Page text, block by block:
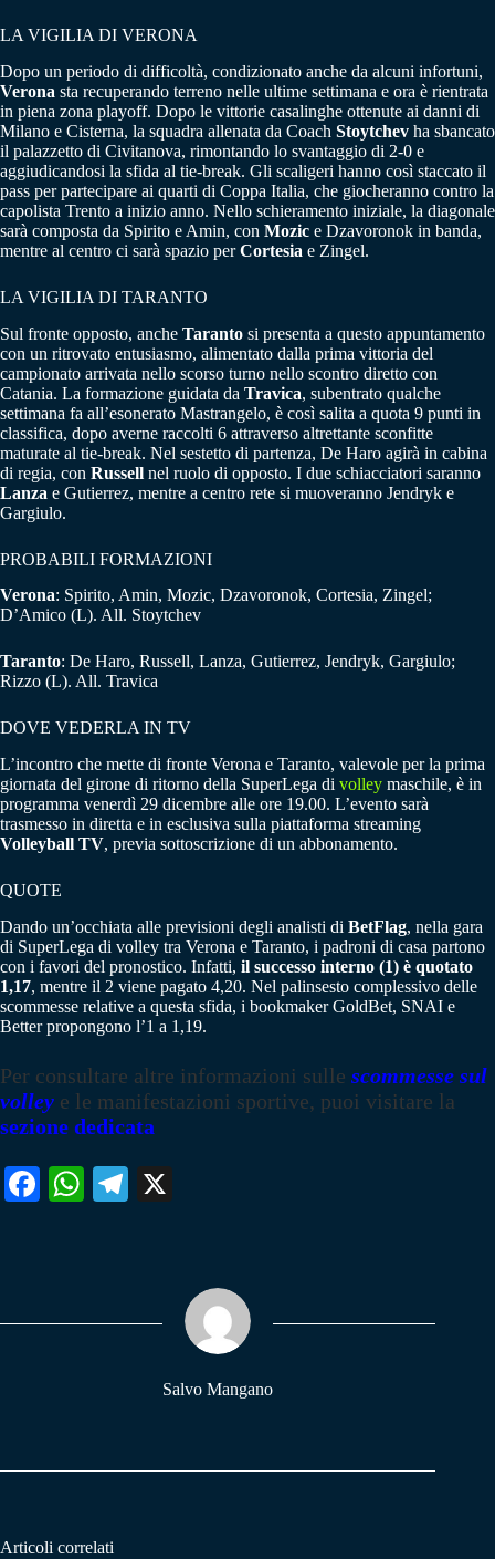
LA VIGILIA DI VERONA
Dopo un periodo di difficoltà, condizionato anche da alcuni infortuni,
Verona sta recuperando terreno nelle ultime settimana e ora è rientrata
in piena zona playoff. Dopo le vittorie casalinghe ottenute ai danni di
Milano e Cisterna, la squadra allenata da Coach Stoytchev ha sbancato
il palazzetto di Civitanova, rimontando lo svantaggio di 2-0 e
aggiudicandosi la sfida al tie-break. Gli scaligeri hanno così staccato il
pass per partecipare ai quarti di Coppa Italia, che giocheranno contro la
capolista Trento a inizio anno. Nello schieramento iniziale, la diagonale
sarà composta da Spirito e Amin, con Mozic e Dzavoronok in banda,
mentre al centro ci sarà spazio perCortesia e Zingel.
LA VIGILIA DI TARANTO
Sul fronte opposto, anche Taranto si presenta a questo appuntamento
con un ritrovato entusiasmo, alimentato dalla prima vittoria del
campionato arrivata nello scorso turno nello scontro diretto con
Catania. La formazione guidata da Travica, subentrato qualche
settimana fa all’esonerato Mastrangelo, è così salita a quota 9 punti in
classifica, dopo averne raccolti 6 attraverso altrettante sconfitte
maturate al tie-break. Nel sestetto di partenza, De Haro agirà in cabina
di regia, con Russell nel ruolo di opposto. I due schiacciatori saranno
Lanza e Gutierrez, mentre a centro rete si muoveranno Jendryk e
Gargiulo.
PROBABILI FORMAZIONI
Verona: Spirito, Amin, Mozic, Dzavoronok, Cortesia, Zingel;
D’Amico (L). All. Stoytchev
Taranto: De Haro, Russell, Lanza, Gutierrez, Jendryk, Gargiulo;
Rizzo (L). All. Travica
DOVE VEDERLA IN TV
L’incontro che mette di fronte Verona e Taranto, valevole per la prima
giornata del girone di ritorno della SuperLega di volley maschile, è in
programma venerdì 29 dicembre alle ore 19.00. L’evento sarà
trasmesso in diretta e in esclusiva sulla piattaforma streaming
Volleyball TV, previa sottoscrizione di un abbonamento.
QUOTE
Dando un’occhiata alle previsioni degli analisti di BetFlag, nella gara
di SuperLega di volley tra Verona e Taranto, i padroni di casa partono
con i favori del pronostico. Infatti, il successo interno (1) è quotato
1,17, mentre il 2 viene pagato 4,20. Nel palinsesto complessivo delle
scommesse relative a questa sfida, i bookmaker GoldBet, SNAI e
Better propongono l’1 a 1,19.
Per consultare altre informazioni sulle scommesse sul
volley e le manifestazioni sportive, puoi visitare la
sezione dedicata
Fa W
pp
Te
m
Salvo Mangano
Articoli correlati